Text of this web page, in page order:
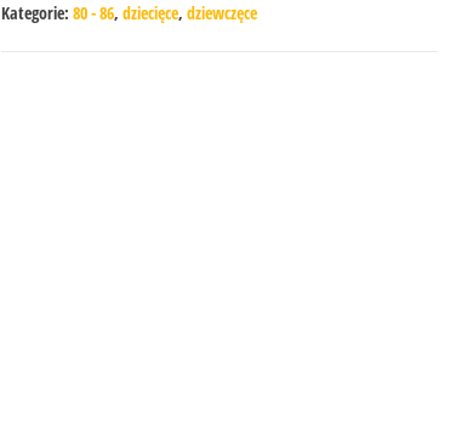
Kategorie: 80 - 86, dziecięce, dziewczęce